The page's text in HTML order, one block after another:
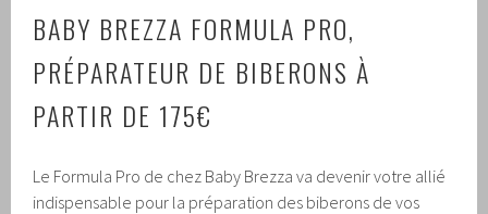
BABY BREZZA FORMULA PRO,
PRÉPARATEUR DE BIBERONS À
PARTIR DE 175€
Le Formula Pro de chez Baby Brezza va devenir votre allié
indispensable pour la préparation des biberons de vos